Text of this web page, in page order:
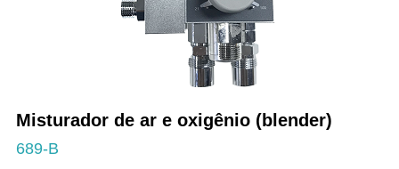
Misturador de ar e oxigênio (blender)
689-B